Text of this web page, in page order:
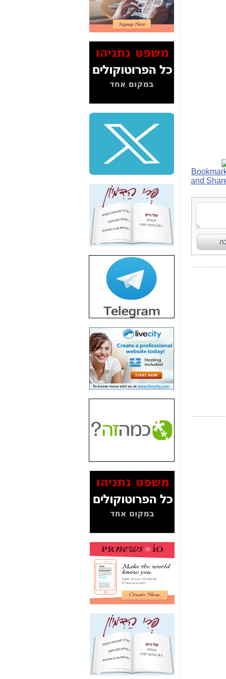
2" על תעלולי השר
משה כחלון -כאן
המשך חשיפת הבלוף
ששמו "מהפיכת
הסלולר" ואיך מסרסים
כאן
סיכום ביקור בסיליקון
שלמה פילבר (עד
לאחרונה מנכ"ל משרד
התקשורת) - עד
מדינה? הצחקתם
"יש אפליה בחקירה"?
חשיפה: למה השר
משה כחלון לא נחקר
עד היום? -
כאן
הדומה לזו של "תיק
4000" אך בתחום
הסלולר -
חשיפת מה שלא
רוצים שתדעו בעניין
פריסת אנלימיטד
(בניחוח בלתי נסבל) -
כאן
חשיפה: איוב קרא
אישר לקבוצת סלקום
בדיוק מה שביבי אישר
כאן
האם השר איוב קרא
היה צריך בכלל לחתום
על האישור, שנתן
האם ביבי וקרא קבלו
בכלל תמורה עבור
המסמכים בנושא בזק-
Yes (תיק 4000)
לאיש הלא נכון! -כאן
עובדות ומסמכים
האם ביבי כשר
תקשורת עזר לקב'
בזק? -כאן
מה מקור ה-Fake
News שהביא לתפירת
תיק לביבי והעלמת
החשודים הנכונים -כאן
אחת הרגליים של "תיק
4000 התפור"
התמוטטה היום
בניצחון (כפול) של בזק
-
כאן
איך כתבות מפנקות